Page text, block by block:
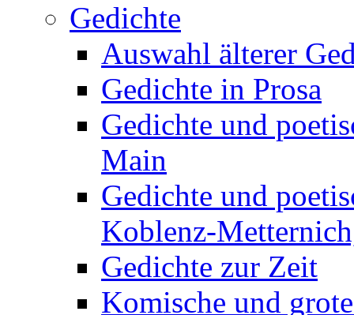
Gedichte
Auswahl älterer
Gedichte in Prosa
Gedichte und
Main
Gedichte und
Koblenz-
Gedichte zur Zeit
Komische und